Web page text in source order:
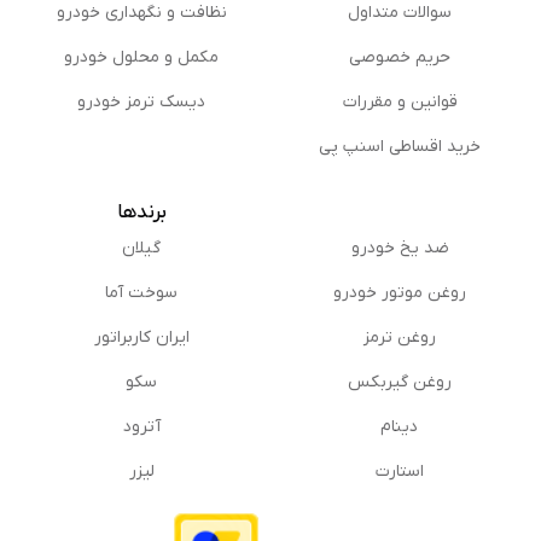
سیستم تعلیق افزایش داده شود.
خرابی بلبرینگ چرخ
از جمله نشانه‌ های خرابی بلبرینگ چرخ می‌ توان به موارد
اگر بلبرینگ چرخ خودرو خراب شود، احتمالاً صداهایی مانند
سوالات متداول
حریم خصوصی
قوانین و مقررات
خرید اقساطی اسنپ پی
نظافت و نگهداری خودرو
مكمل و محلول خودرو
دیسک ترمز خودرو
ضد یخ خودرو
روغن موتور خودرو
روغن ترمز
روغن گیربكس
دینام
استارت
برندها
گیلان
سوخت آما
ایران کاربراتور
سکو
آترود
لیزر